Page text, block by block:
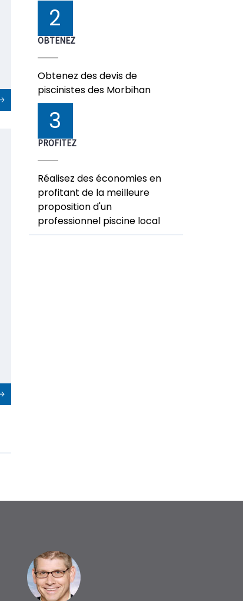
2
OBTENEZ
Obtenez des devis de
piscinistes des Morbihan
3
PROFITEZ
Réalisez des économies en
profitant de la meilleure
proposition d'un
professionnel piscine local